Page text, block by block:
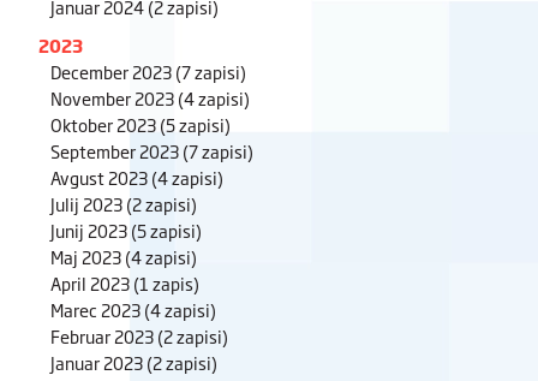
Januar 2024(2 zapisi)
2023
December 2023(7 zapisi)
November 2023(4 zapisi)
Oktober 2023(5 zapisi)
September 2023(7 zapisi)
Avgust 2023(4 zapisi)
Julij 2023(2 zapisi)
Junij 2023(5 zapisi)
Maj 2023(4 zapisi)
April 2023(1 zapis)
Marec 2023(4 zapisi)
Februar 2023(2 zapisi)
Januar 2023(2 zapisi)